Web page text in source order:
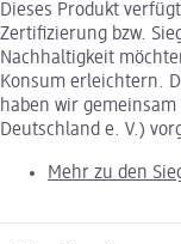
Dieses Produkt
Zertifizierung bzw.
Nachhaltigkeit
Konsum erleichtern.
haben wir
Deutschland e. V.)
Mehr zu den